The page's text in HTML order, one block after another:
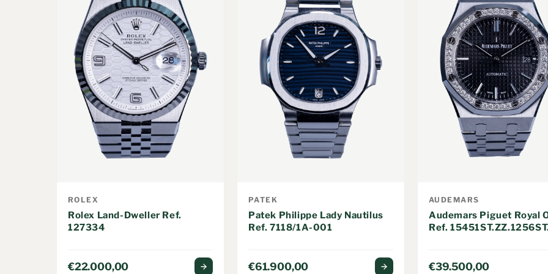
ROLEX
Rolex Land-Dweller Ref.
127334
€22.000,00
PATEK
Patek Philippe Lady Nautilus
Ref. 7118/1A-001
€61.900,00
AUDEMARS
Audemars Piguet Royal
Ref.
€39.500,00